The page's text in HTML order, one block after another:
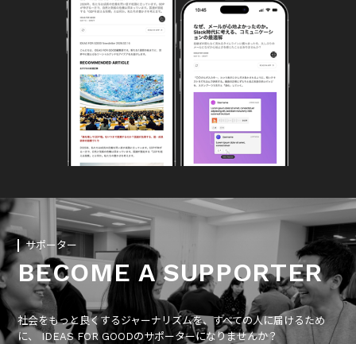
サポーター
BECOME A SUPPORTER
社会をもっと良くするジャーナリズムを、すべての人に届けるため
に、 IDEAS FOR GOODのサポーターになりませんか？